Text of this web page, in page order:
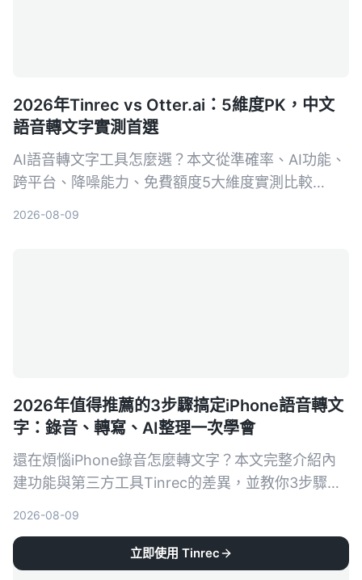
2026年Tinrec vs Otter.ai：5維度PK，中文
語音轉文字實測首選
AI語音轉文字工具怎麼選？本文從準確率、AI功能、
跨平台、降噪能力、免費額度5大維度實測比較
2026-08-09
2026年值得推薦的3步驟搞定iPhone語音轉文
字：錄音、轉寫、AI整理一次學會
還在煩惱iPhone錄音怎麼轉文字？本文完整介紹內
建功能與第三方工具Tinrec的差異，並教你3步驟輕
2026-08-09
立即使用 Tinrec